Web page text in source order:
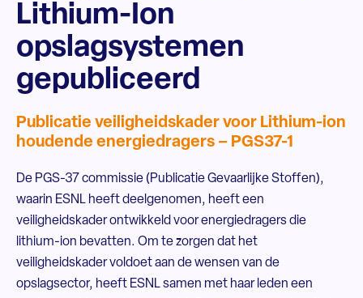
Lithium-Ion
opslagsystemen
gepubliceerd
Publicatie veiligheidskader voor Lithium-ion
houdende energiedragers – PGS37-1
De PGS-37 commissie (Publicatie Gevaarlijke Stoffen),
waarin ESNL heeft deelgenomen, heeft een
veiligheidskader ontwikkeld voor energiedragers die
lithium-ion bevatten. Om te zorgen dat het
veiligheidskader voldoet aan de wensen van de
opslagsector, heeft ESNL samen met haar leden een